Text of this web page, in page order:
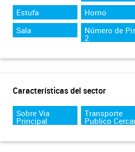
Estufa
Horno
Sala
Número de
2
Características del sector
Sobre Via
Principal
Transporte
Publico